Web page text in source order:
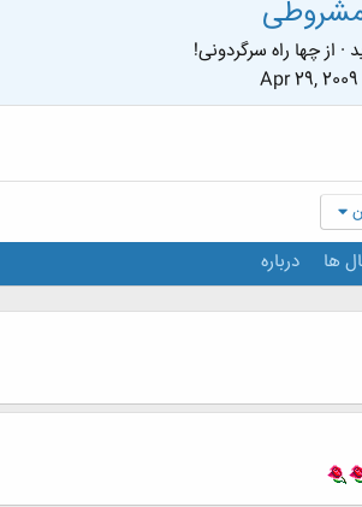
· ازچها راه سرگردونی!
Apr 29, 2009
ها درباره